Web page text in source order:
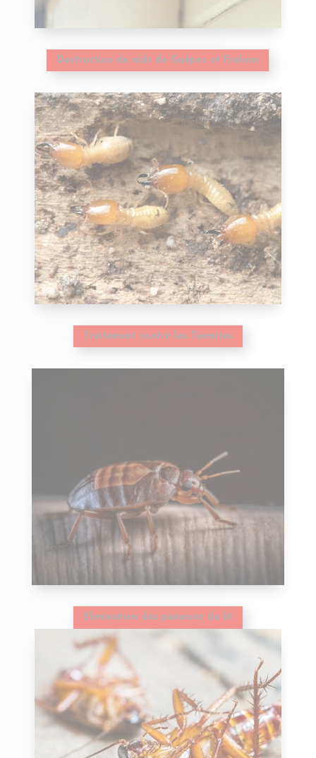
Destruction de nids de Guêpes et Frelons
Traitement contre les Termites
Elimination des punaises de lit